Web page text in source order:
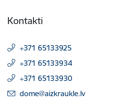
Kontakti
+371 65133925
+371 65133934
+371 65133930
E-pasts:
dome@aizkraukle.lv